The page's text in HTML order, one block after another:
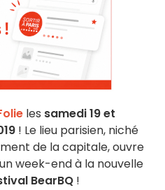
les samedi 19 et
! Le lieu parisien, niché
de la capitale, ouvre
week-end à la nouvelle
BearBQ !